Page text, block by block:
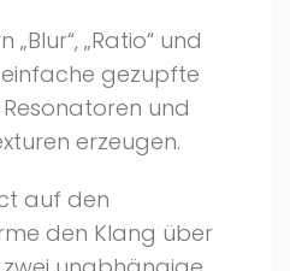
„Ratio“ und
einfache gezupfte
und
erzeugen.
auf den
den Klang über